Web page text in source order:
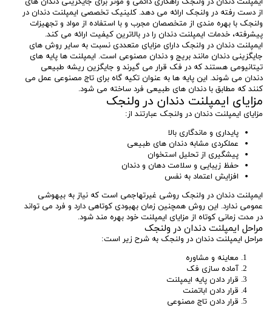
از دست رفته در ولنجک ارائه می دهد. کلینیک تخصصی ایمپلنت دندان در
ولنجک با بهره مندی از متخصصان مجرب و با استفاده از مواد و تجهیزات
پیشرفته، خدمات ایمپلنت دندان را در بالاترین کیفیت ارائه می کند.
ایمپلنت دندان در ولنجک دارای مزایای متعددی نسبت به سایر روش های
جایگزینی دندان مانند بریج و دندان مصنوعی است. ایمپلنت ها پایه های
تیتانیومی هستند که در فک قرار می گیرند و جایگزین ریشه طبیعی
دندان می شوند. این پایه ها به عنوان تکیه گاه برای تاج مصنوعی عمل می
کنند که مطابق با دندان های طبیعی فرد ساخته می شود.
مزایای ایمپلنت دندان در ولنجک
مزایای ایمپلنت دندان در ولنجک عبارتند از:
پایداری و ماندگاری بالا
عملکردی مشابه دندان های طبیعی
پیشگیری از تحلیل استخوان
حفظ زیبایی و سلامت دهان و دندان
افزایش اعتماد به نفس
ایمپلنت دندان در ولنجک روشی غیرتهاجمی است که نیاز به بیهوشی
عمومی ندارد. این روش همچنین زمان بهبودی کوتاهی دارد و فرد می تواند
در مدت زمانی کوتاه از مزایای ایمپلنت خود بهره مند شود.
مراحل ایمپلنت دندان در ولنجک
مراحل ایمپلنت دندان در ولنجک به شرح زیر است:
معاینه و مشاوره
آماده سازی فک
قرار دادن پایه ایمپلنت
قرار دادن اباتمنت
قرار دادن تاج مصنوعی